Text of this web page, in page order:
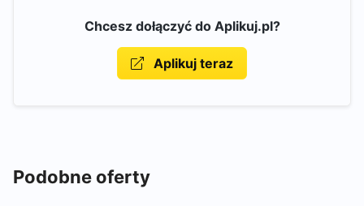
Chcesz dołączyć do Aplikuj.pl?
Aplikuj teraz
Podobne oferty